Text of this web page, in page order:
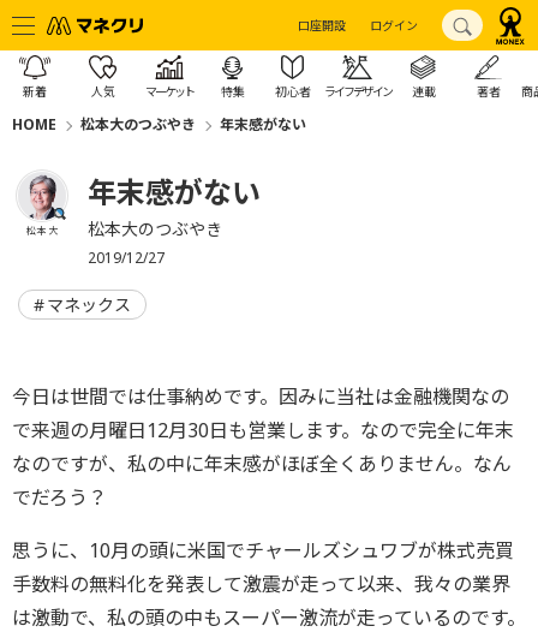
口座開設 ログイン
新着 人気 マーケット 特集 初心者 ライフデザイン 連載 著者 商
HOME 松本大のつぶやき 年末感がない
松本 大
年末感がない
松本大のつぶやき
2019/12/27
マネックス
今日は世間では仕事納めです。因みに当社は金融機関なの
で来週の月曜日12月30日も営業します。なので完全に年末
なのですが、私の中に年末感がほぼ全くありません。なん
でだろう？
思うに、10月の頭に米国でチャールズシュワブが株式売買
手数料の無料化を発表して激震が走って以来、我々の業界
は激動で、私の頭の中もスーパー激流が走っているのです。